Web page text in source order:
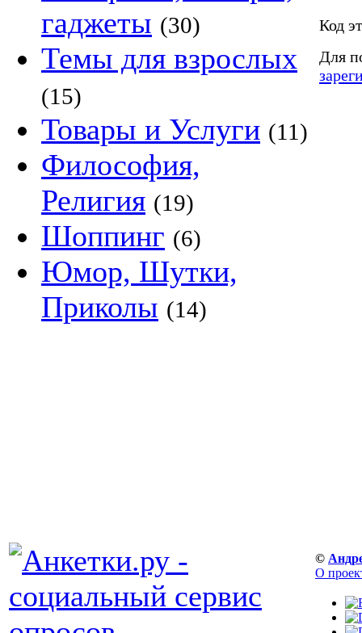
гаджеты (30)
Темы для взрослых
(15)
Товары и Услуги (11)
Философия,
Религия (19)
Шоппинг (6)
Юмор, Шутки,
Приколы (14)
Код
Для
©
О